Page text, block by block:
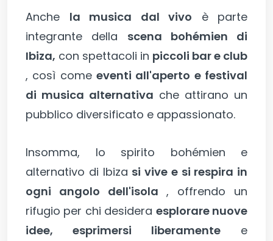
Anche la musica dal vivo è parte
integrante della scena bohémien di
Ibiza, con spettacoli in piccoli bar e club
, così come eventi all'aperto e festival
di musica alternativa che attirano un
pubblico diversificato e appassionato.
Insomma, lo spirito bohémien e
alternativo di Ibiza si vive e si respira in
ogni angolo dell'isola , offrendo un
rifugio per chi desidera esplorare nuove
idee, esprimersi liberamente e